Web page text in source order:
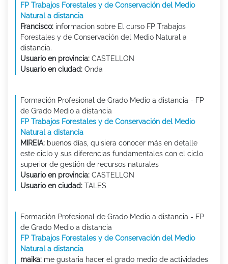
FP Trabajos Forestales y de Conservación del Medio
Natural a distancia
Francisco: informacion sobre El curso FP Trabajos
Forestales y de Conservación del Medio Natural a
distancia.
Usuario en provincia: CASTELLON
Usuario en ciudad: Onda
Formación Profesional de Grado Medio a distancia - FP
de Grado Medio a distancia
FP Trabajos Forestales y de Conservación del Medio
Natural a distancia
MIREIA: buenos días, quisiera conocer más en detalle
este ciclo y sus diferencias fundamentales con el ciclo
superior de gestión de recursos naturales
Usuario en provincia: CASTELLON
Usuario en ciudad: TALES
Formación Profesional de Grado Medio a distancia - FP
de Grado Medio a distancia
FP Trabajos Forestales y de Conservación del Medio
Natural a distancia
maika: me gustaria hacer el grado medio de actividades